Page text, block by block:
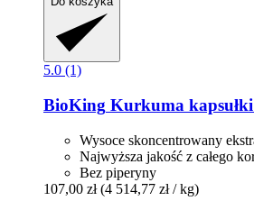
5.0 (1)
BioKing Kurkuma kapsułki
Wysoce skoncentrowany
Najwyższa jakość z całego
Bez piperyny
107,00 zł (4 514,77 zł / kg)